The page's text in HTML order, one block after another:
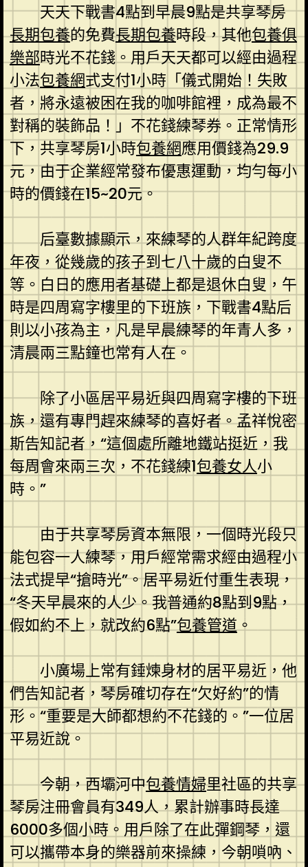
天天下戰書4點到早晨9點是共享琴房
長期包養的免費長期包養時段，其他包養俱
樂部時光不花錢。用戶天天都可以經由過程
小法包養網式支付1小時「儀式開始！失敗
者，將永遠被困在我的咖啡館裡，成為最不
對稱的裝飾品！」不花錢練琴券。正常情形
下，共享琴房1小時包養網應用價錢為29.9
元，由于企業經常發布優惠運動，均勻每小
時的價錢在15~20元。
后臺數據顯示，來練琴的人群年紀跨度
年夜，從幾歲的孩子到七八十歲的白叟不
等。白日的應用者基礎上都是退休白叟，午
時是四周寫字樓里的下班族，下戰書4點后
則以小孩為主，凡是早晨練琴的年青人多，
清晨兩三點鐘也常有人在。
除了小區居平易近與四周寫字樓的下班
族，還有專門趕來練琴的喜好者。孟祥悅密
斯告知記者，“這個處所離地鐵站挺近，我
每周會來兩三次，不花錢練1包養女人小
時。”
由于共享琴房資本無限，一個時光段只
能包容一人練琴，用戶經常需求經由過程小
法式提早“搶時光”。居平易近付重生表現，
“冬天早晨來的人少。我普通約8點到9點，
假如約不上，就改約6點”包養管道。
小廣場上常有錘煉身材的居平易近，他
們告知記者，琴房確切存在“欠好約”的情
形。“重要是大師都想約不花錢的。”一位居
平易近說。
今朝，西壩河中包養情婦里社區的共享
琴房注冊會員有349人，累計辦事時長達
6000多個小時。用戶除了在此彈鋼琴，還
可以攜帶本身的樂器前來操練，今朝嗩吶、